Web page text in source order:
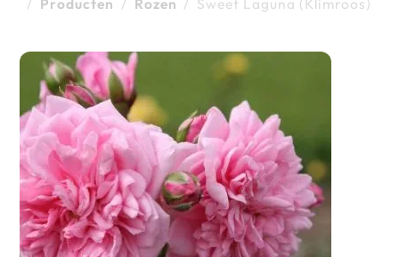
/ Producten / Rozen / Sweet Laguna (Klimroos)